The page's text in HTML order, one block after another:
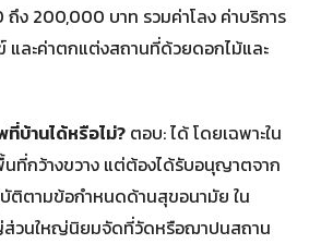
ง 200,000 บาท รวมค่าโลง ค่าบริการ
และค่าตกแต่งสถานที่ด้วยดอกไม้และ
บ้านได้หรือไม่? ตอบ: ได้ โดยเฉพาะใน
ที่กว้างขวาง แต่ต้องได้รับอนุญาตจาก
ติตามข้อกำหนดด้านสุขอนามัย ใน
ส่วนใหญ่นิยมจัดที่วัดหรือฌาปนสถาน